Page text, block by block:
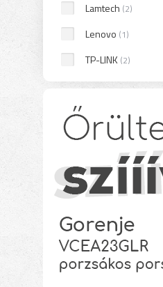
Lamtech (2)
Lenovo (1)
TP-LINK (2)